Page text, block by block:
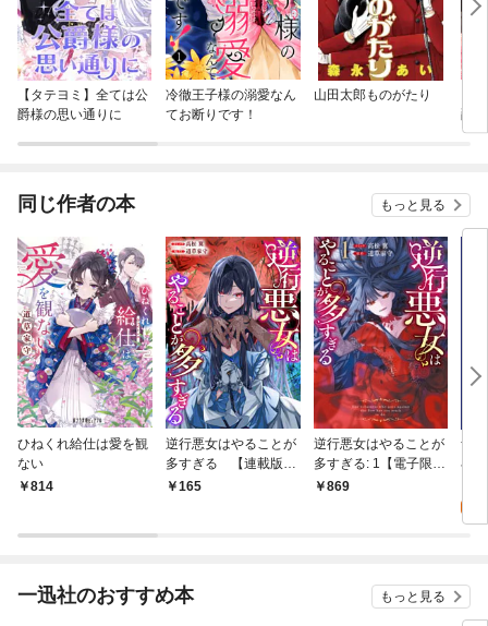
【タテヨミ】全ては公
爵様の思い通りに
冷徹王子様の溺愛なん
てお断りです！
山田太郎ものがたり
爵
者
同じ作者の本 もっと見る
ひねくれ給仕は愛を観
ない
814
逆行悪女はやることが
多すぎる 【連載版】:
1 165
逆行悪女はやることが
多すぎる: 1【電子限定
挿絵付き小説収録】
869
青
小
一迅社のおすすめ本 もっと見る